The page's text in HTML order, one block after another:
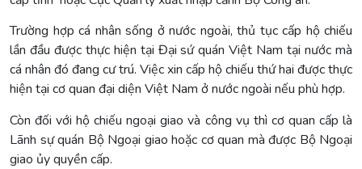
Trường hợp cá nhân sống ở nước ngoài, thủ tục cấp hộ chiếu
lần đầu được thực hiện tại Đại sứ quán Việt Nam tại nước mà
cá nhân đó đang cư trú. Việc xin cấp hộ chiếu thứ hai được thực
hiện tại cơ quan đại diện Việt Nam ở nước ngoài nếu phù hợp.
Còn đối với hộ chiếu ngoại giao và công vụ thì cơ quan cấp là
Lãnh sự quán Bộ Ngoại giao hoặc cơ quan mà được Bộ Ngoại
giao ủy quyền cấp.